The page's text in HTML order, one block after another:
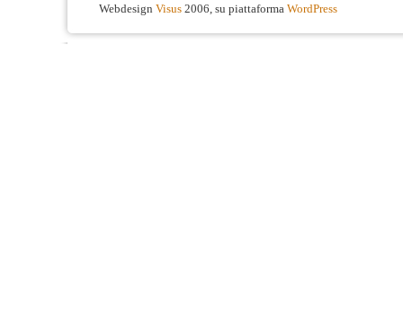
Webdesign Visus 2006, su piattaforma WordPress